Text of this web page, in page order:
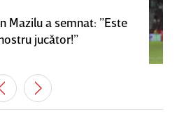
Mazilu a semnat: ”Este
jucător!”